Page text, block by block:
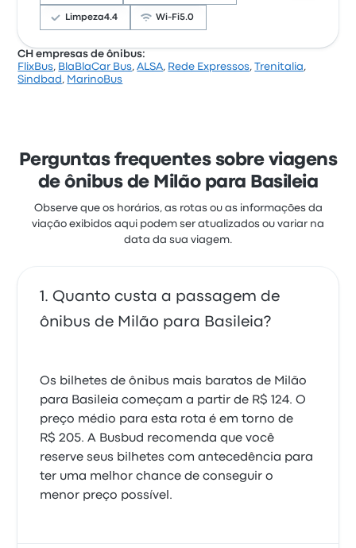
Limpeza4.4 Wi-Fi5.0
Com base em 14 avaliações, a empresa tem 4
partir de R$ 865
CH empresas de ônibus:
FlixBus, BlaBlaCar Bus,ALSA, Rede Expressos,Trenitalia,
Sindbad , MarinoBus
Perguntas frequentes sobre viagens
de ônibus de Milão para Basileia
Observe que os horários, as rotas ou as informações da
viação exibidos aqui podem ser atualizados ou variar na
data da sua viagem.
Quanto custa a passagem de
ônibus de Milão para Basileia?
Os bilhetes de ônibus mais baratos de Milão
para Basileia começam a partir de R$ 124. O
preço médio para esta rota é em torno de
R$ 205. A Busbud recomenda que você
reserve seus bilhetes com antecedência para
ter uma melhor chance de conseguir o
menor preço possível.